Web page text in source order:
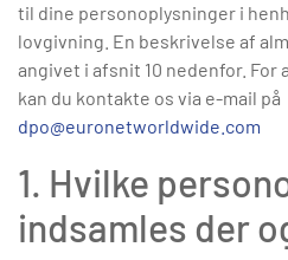
til dine personoplysninger i
lovgivning. En beskrivelse af
angivet i afsnit 10 nedenfor.
kan du kontakte os via e-mail på
dpo@euronetworldwide.com
1. Hvilke
indsamles der